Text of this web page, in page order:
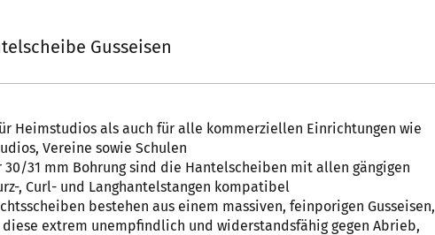
Gusseisen
Heimstudios als auch für alle kommerziellen Einrichtungen wie
Vereine sowie Schulen
30/31 mm Bohrung sind die Hantelscheiben mit allen gängigen
, Curl- und Langhantelstangen kompatibel
bestehen aus einem massiven, feinporigen Gusseisen,
extrem unempfindlich und widerstandsfähig gegen Abrieb,